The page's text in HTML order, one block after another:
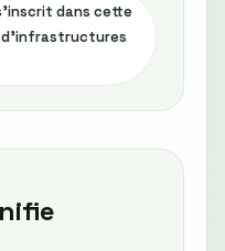
dans cette